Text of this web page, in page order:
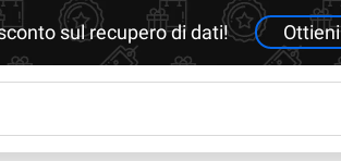
sul recupero di dati! Ottieni